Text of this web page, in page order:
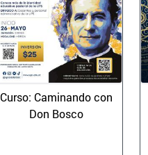
Curso: Caminando con
Don Bosco